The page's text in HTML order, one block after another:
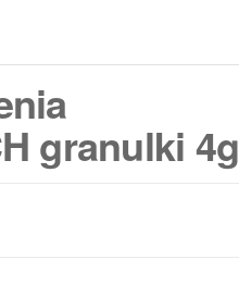
granulki 4g